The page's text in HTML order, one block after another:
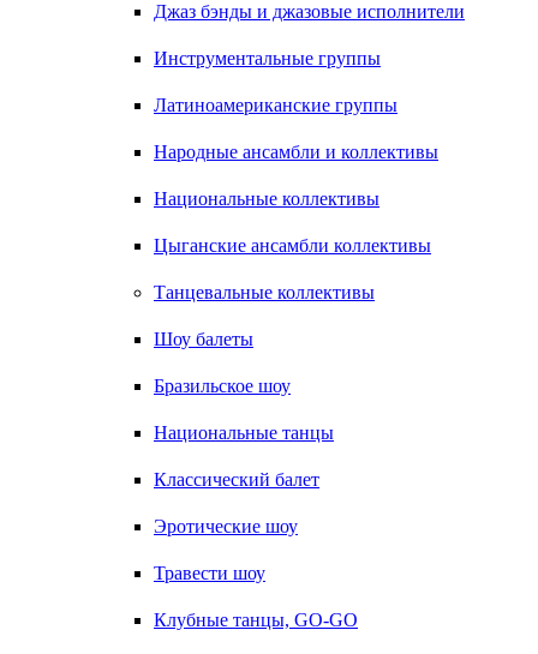
Джаз бэнды и джазовые исполнители
Инструментальные группы
Латиноамериканские группы
Народные ансамбли и коллективы
Национальные коллективы
Цыганские ансамбли коллективы
Танцевальные коллективы
Шоу балеты
Бразильское шоу
Национальные танцы
Классический балет
Эротические шоу
Травести шоу
Клубные танцы, GO-GO